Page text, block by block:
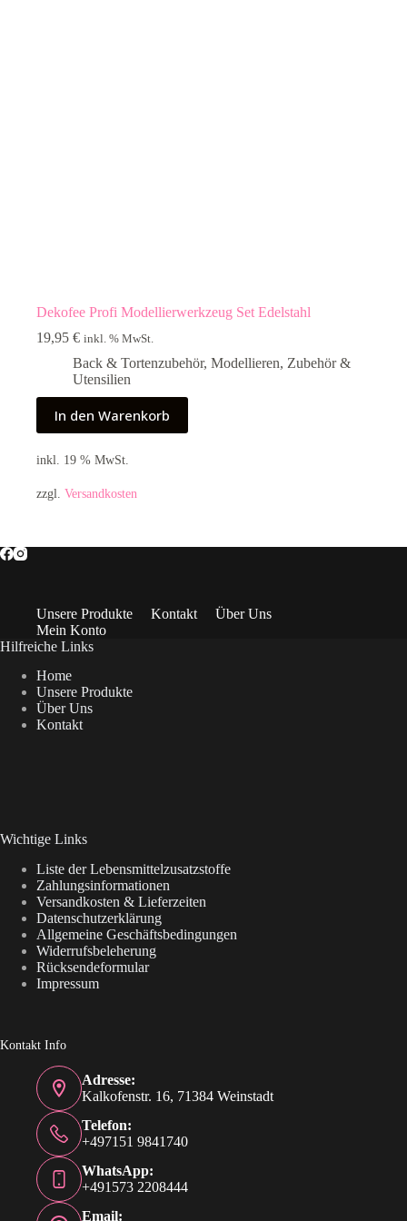
Dekofee Profi Modellierwerkzeug Set Edelstahl
19,95 € inkl. % MwSt.
Back & Tortenzubehör, Modellieren, Zubehör &
Utensilien
In den Warenkorb
inkl. 19 % MwSt.
zzgl. Versandkosten
Unsere Produkte Kontakt
Über Uns
Mein Konto
Hilfreiche Links
Home
Unsere Produkte
Über Uns
Kontakt
Wichtige Links
Liste der Lebensmittelzusatzstoffe
Zahlungsinformationen
Versandkosten & Lieferzeiten
Datenschutzerklärung
Allgemeine Geschäftsbedingungen
Widerrufsbeleherung
Rücksendeformular
Impressum
Kontakt Info
Adresse:
Kalkofenstr. 16, 71384 Weinstadt
Telefon:
+497151 9841740
WhatsApp:
+491573 2208444
Email: